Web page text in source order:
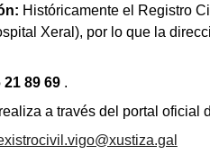
Históricamente el Registro
Xeral), por lo que la
21 89 69.
a través del portal oficial